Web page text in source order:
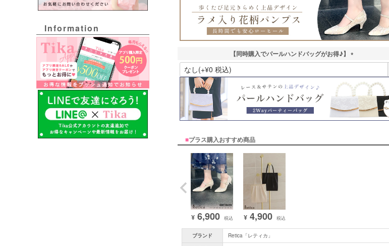
Information
【同時購入でパールハンドバッグがお得♪】
(
必
須
)
■プラス購入おすすめ商品
¥ 6,900 税込 ¥ 4,900 税込
ブランド
Retica「レティカ」